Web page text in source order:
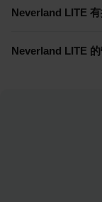
Neverland LITE
Neverland LITE